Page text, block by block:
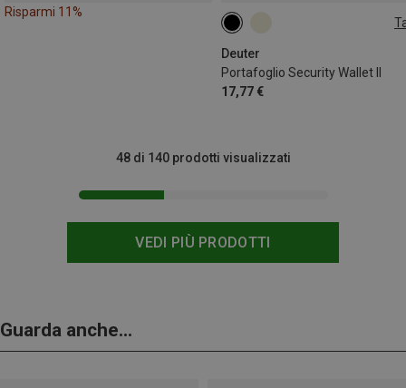
Risparmi 11%
Deuter
Portafoglio Security Wallet II
17,77 €
ONE SIZE
VEDI PIÙ PRODOTTI
48 di 140 prodotti visualizzati
Guarda anche...